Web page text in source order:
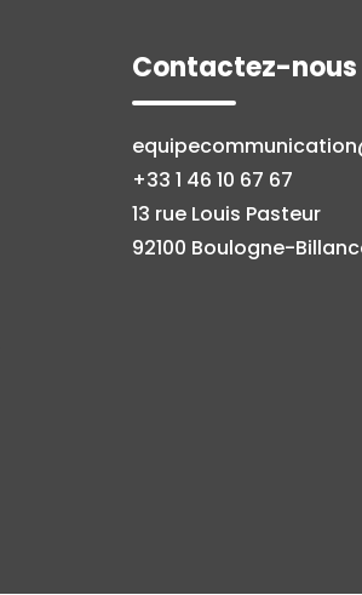
Contactez-nous
+33 1 46 10 67 67
13 rue Louis Pasteur
92100 Boulogne-